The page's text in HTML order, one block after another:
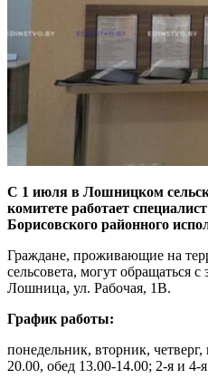
C 1 июля в Лошницком
комитете работает
Борисовского районного
Граждане, проживающие на
сельсовета, могут обращаться с
Лошница, ул. Рабочая, 1В.
График работы:
понедельник, вторник,
20.00, обед 13.00-14.00; 2-я и 4-